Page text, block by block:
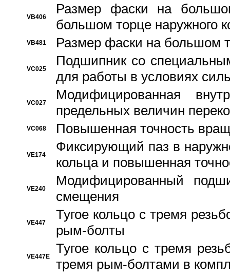
VB406
Размер фаски на
большом торце наружного
VB481 Размер фаски на большом
VC025
Подшипник со
для работы в условиях
VC027
Модифицированная
предельных величин
VC068 Повышенная точность
VE174
Фиксирующий паз в
кольца и повышенная
VE240
Модифицированный
смещения
VE447
Тугое кольцо с тремя
рым-болты
VE447E
Тугое кольцо с тремя
тремя рым-болтами в